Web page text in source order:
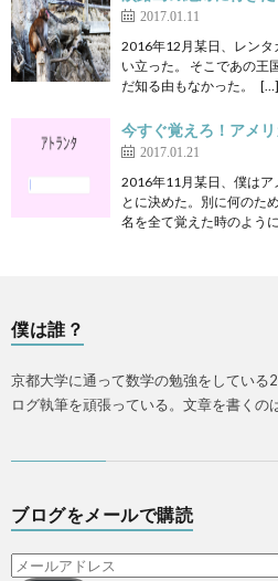
2017.01.11
2016年12月某日、レンタ
い立った。 そこであの王
だ知る由もなかった。 […]
今すぐ覚えろ！アメリ
2017.01.21
2016年11月某日、僕はア
とに決めた。別に何のた
名を全て覚えた時のよう
僕は誰？
京都大学に通って数学の勉強をしている
ログ執筆を頑張っている。文章を書くの
ブログをメールで購読